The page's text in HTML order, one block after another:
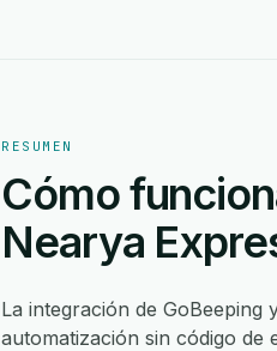
RESUMEN
Cómo
Nearya
La integración de GoBeeping
automatización sin código